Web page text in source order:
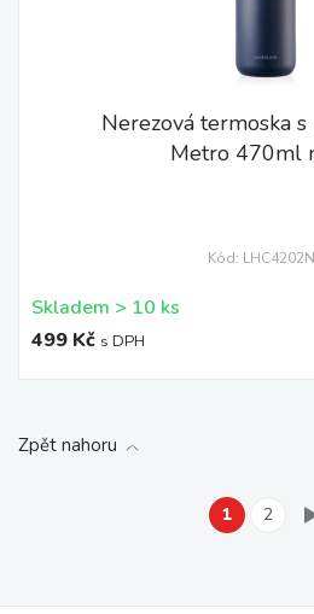
Nerezová termoska s
Metro 470ml
Kód:
Skladem > 10 ks
499 Kč s DPH
Zpět nahoru
1 2